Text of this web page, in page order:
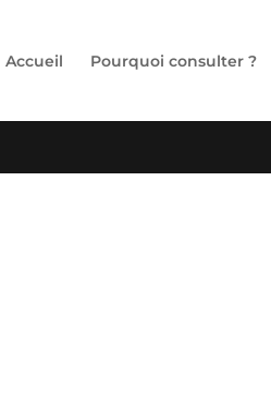
Accueil Pourquoi consulter ?